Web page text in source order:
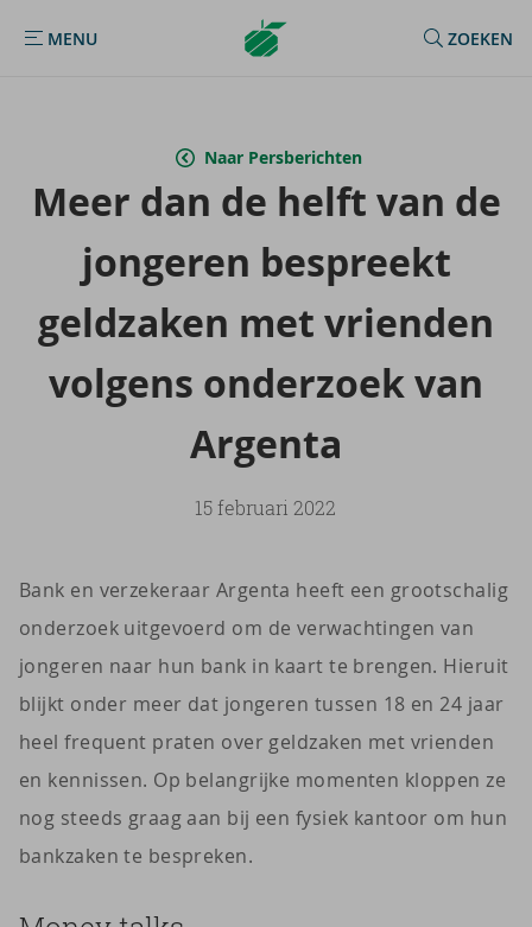
MENU
MENU
Argenta
Homepage
ZOEKEN
Naar Persberichten
Meer dan de helft van de
jon­ge­ren be­spreekt
geld­za­ken met vrien­den
vol­gens on­der­zoek van
Argenta
15 februari 2022
Bank en verzekeraar Argenta heeft een grootschalig
onderzoek uitgevoerd om de verwachtingen van
jongeren naar hun bank in kaart te brengen. Hieruit
blijkt onder meer dat jongeren tussen 18 en 24 jaar
heel frequent praten over geldzaken met vrienden
en kennissen. Op belangrijke momenten kloppen ze
nog steeds graag aan bij een fysiek kantoor om hun
bankzaken te bespreken.